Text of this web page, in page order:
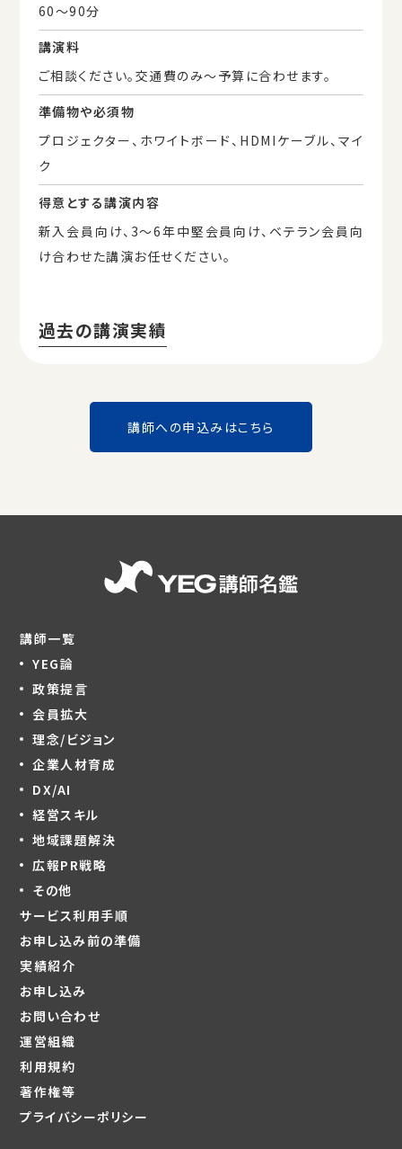
60〜90分
講演料
ご相談ください。交通費のみ〜予算に合わせます。
準備物や必須物
プロジェクター、ホワイトボード、HDMIケーブル、マイ
ク
得意とする講演内容
新入会員向け、3〜6年中堅会員向け、ベテラン会員向
け合わせた講演お任せください。
過去の講演実績
講師への申込みはこちら
講師一覧
YEG論
政策提言
会員拡大
理念/ビジョン
企業人材育成
DX/AI
経営スキル
地域課題解決
広報PR戦略
その他
サービス利用手順
お申し込み前の準備
実績紹介
お申し込み
お問い合わせ
運営組織
利用規約
著作権等
プライバシーポリシー